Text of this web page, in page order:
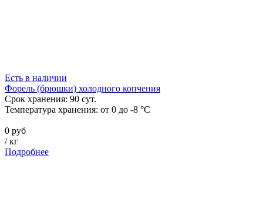
Есть в наличии
Форель (брюшки) холодного копчения
Срок хранения: 90 сут.
Температура хранения: от 0 до -8 °C
0 руб
/кг
Подробнее